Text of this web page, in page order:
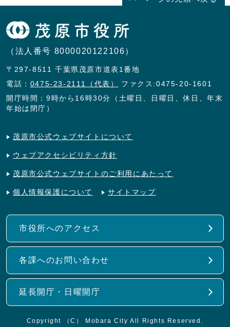
（法人番号 8000020122106）
〒297-8511 千葉県茂原市道表1番地
電話： 0475-23-2111（代表）
ファクス:0475-20-1601
開庁時間：9時から16時30分（土曜日、日曜日、休日、年末
年始は閉庁）
茂原市公式ウェブサイトについて
ウェブアクセシビリティ方針
茂原市公式ウェブサイトのご利用にあたって
個人情報保護について サイトマップ
市役所へのアクセス
各課へのお問い合わせ
延長開庁・日曜開庁
Copyright （C） Mobara City All Rights Reserved.